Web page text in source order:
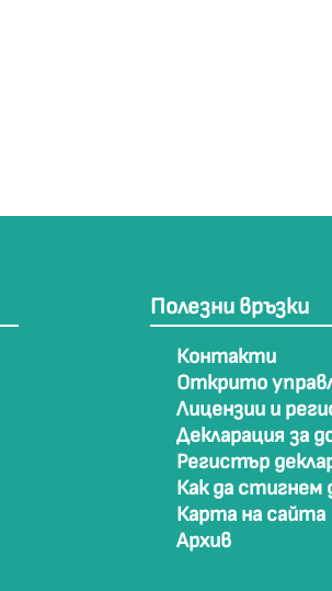
Полезни връзки
Контакти
Открито
Лицензии и
Декларация за
Регистър
Как да стигнем
Карта на сайта
Архив